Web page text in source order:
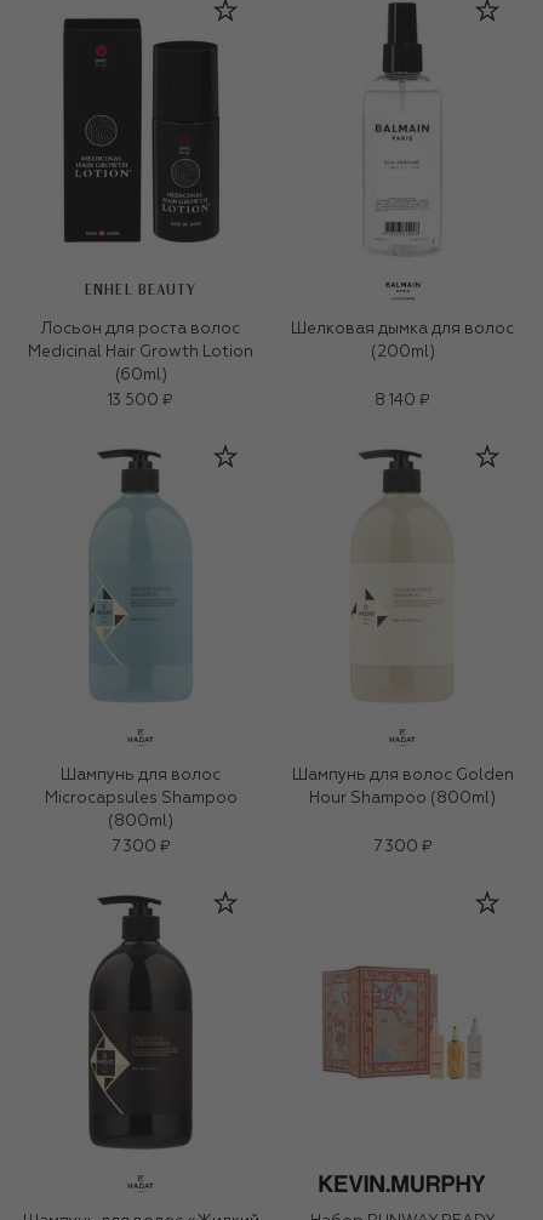
ENHEL BEAUTY
Лосьон для роста волос
Medicinal Hair Growth Lotion
(60ml)
13 500 ₽
Шелковая дымка для волос
(200ml)
8 140 ₽
Шампунь для волос
Microcapsules Shampoo
(800ml)
7 300 ₽
Шампунь для волос Golden
Hour Shampoo (800ml)
7 300 ₽